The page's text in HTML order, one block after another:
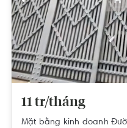
11 tr/tháng